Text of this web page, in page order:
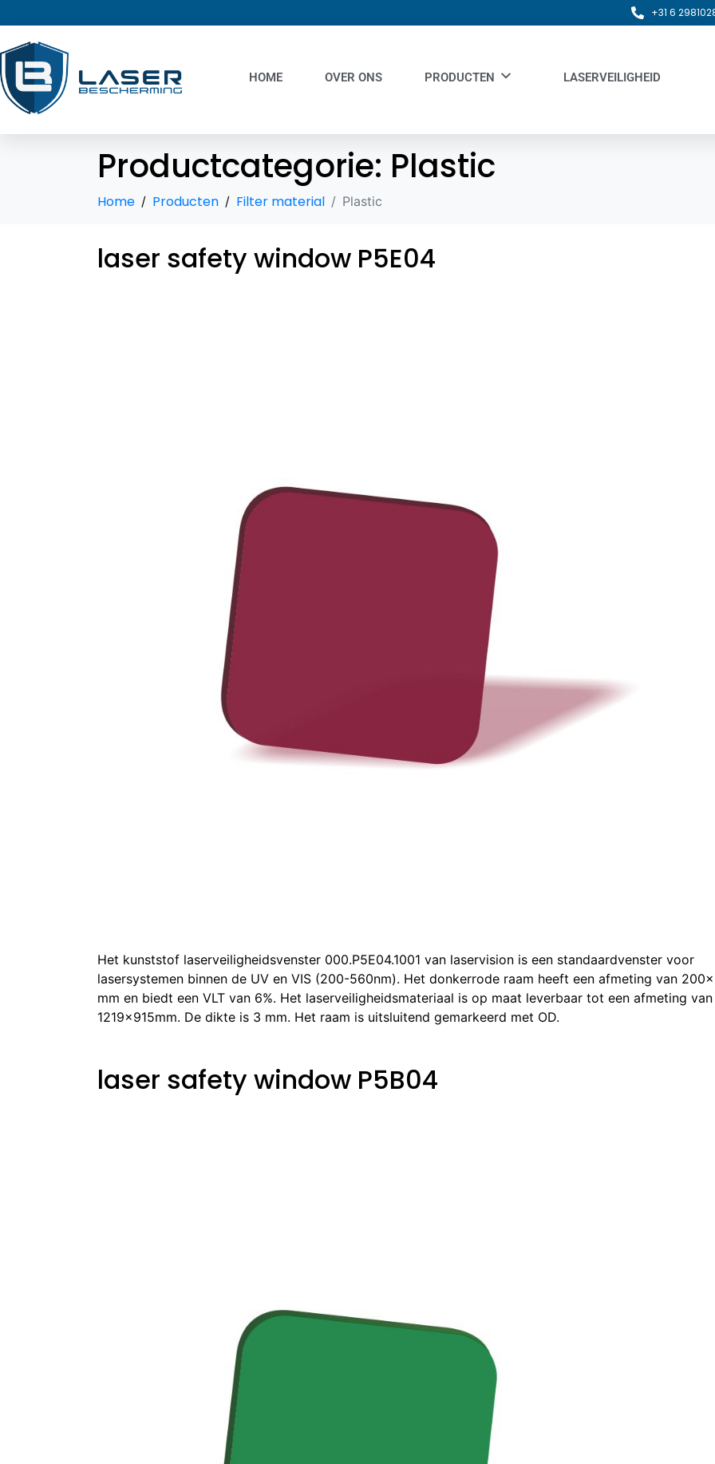
+31 6
HOME OVER ONS PRODUCTEN LASERVEILIGHEID
Productcategorie: Plastic
Home Producten Filter material Plastic
laser safety window P5E04
Het kunststof laserveiligheidsvenster 000.P5E04.1001 van laservision is een standaardvenster voor
lasersystemen binnen de UV en VIS (200-560nm). Het donkerrode raam heeft een afmeting van
mm en biedt een VLT van 6%. Het laserveiligheidsmateriaal is op maat leverbaar tot een afmeting van
1219x915mm. De dikte is 3 mm. Het raam is uitsluitend gemarkeerd met OD.
laser safety window P5B04